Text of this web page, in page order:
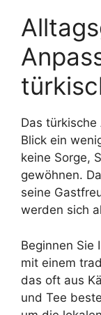
Das
Blick ein
keine Sorge,
gewöhnen.
seine
werden sich
Beginnen Sie
mit einem
das oft aus
und Tee